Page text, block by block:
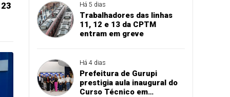
Há 5 dias
Trabalhadores das linhas
11, 12 e 13 da CPTM
entram em greve
Há 4 dias
Prefeitura de Gurupi
prestigia aula inaugural do
Curso Técnico em